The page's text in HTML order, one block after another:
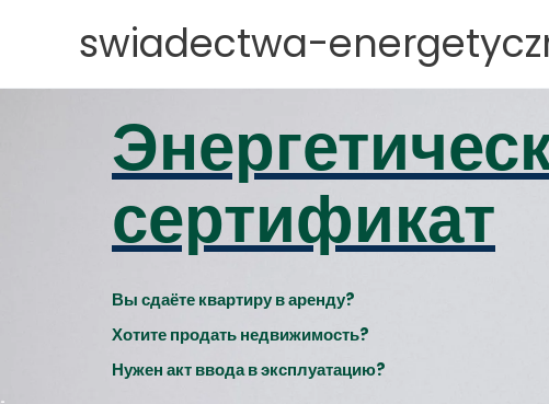
содержимомуswiadectwa-
сертификат
Вы сдаёте квартиру в аренду?
Хотите продать недвижимость?
Нужен акт ввода в эксплуатацию?